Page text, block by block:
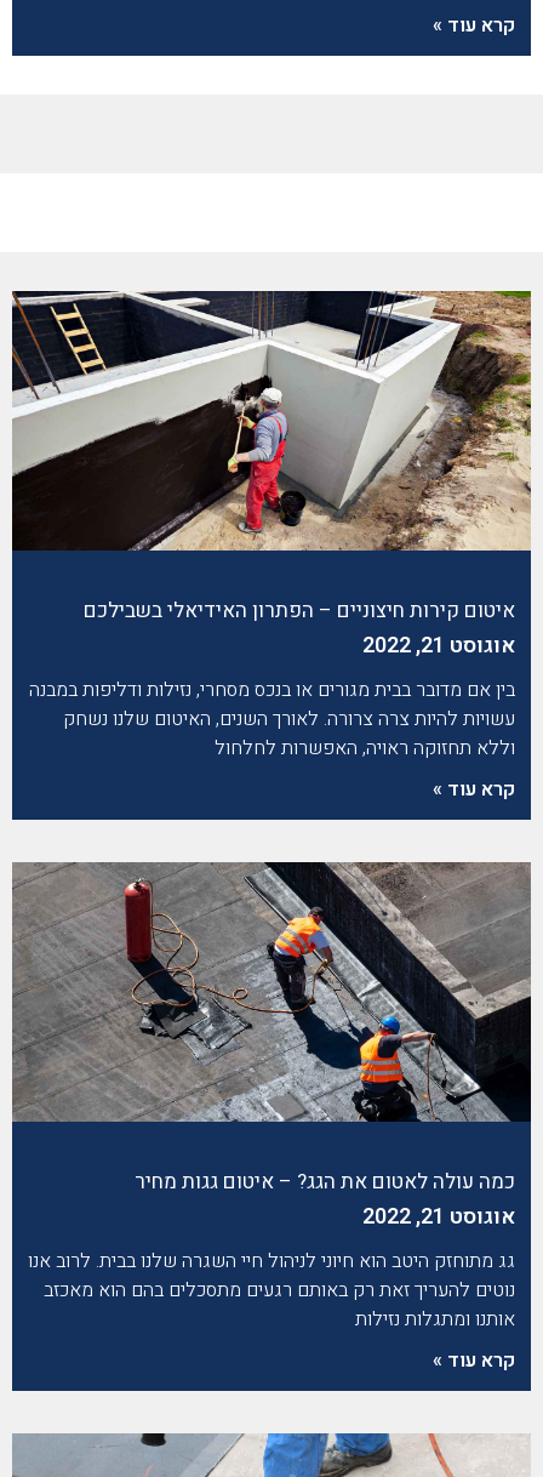
קרא עוד »
איטום קירות חיצוניים – הפתרון האידיאלי בשבילכם
אוגוסט 21, 2022
בין אם מדובר בבית מגורים או בנכס מסחרי, נזילות ודליפות במבנה
עשויות להיות צרה צרורה. לאורך השנים, האיטום שלנו נשחק
וללא תחזוקה ראויה, האפשרות לחלחול
קרא עוד »
כמה עולה לאטום את הגג? – איטום גגות מחיר
אוגוסט 21, 2022
גג מתוחזק היטב הוא חיוני לניהול חיי השגרה שלנו בבית. לרוב אנו
נוטים להעריך זאת רק באותם רגעים מתסכלים בהם הוא מאכזב
אותנו ומתגלות נזילות
קרא עוד »